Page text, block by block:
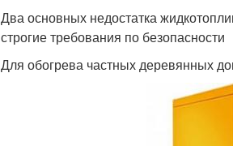
Два основных недостатка
строгие требования по безопасности
Для обогрева частных деревянных